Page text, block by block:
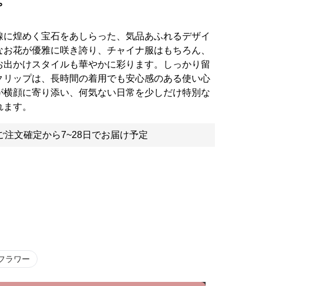
煌めく宝石をあしらった、気品あふれるデザイ
花が優雅に咲き誇り、チャイナ服はもちろん、
かけスタイルも華やかに彩ります。しっかり留
リップは、長時間の着用でも安心感のある使い心
横顔に寄り添い、何気ない日常を少しだけ特別な
す。
注文確定から7~28日でお届け予定
ラワー